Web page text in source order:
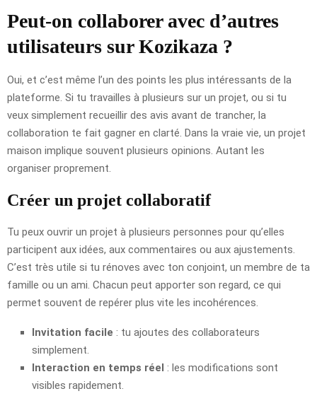
Peut-on collaborer avec d’autres
utilisateurs sur Kozikaza ?
Oui, et c’est même l’un des points les plus intéressants de la
plateforme. Si tu travailles à plusieurs sur un projet, ou si tu
veux simplement recueillir des avis avant de trancher, la
collaboration te fait gagner en clarté. Dans la vraie vie, un projet
maison implique souvent plusieurs opinions. Autant les
organiser proprement.
Créer un projet collaboratif
Tu peux ouvrir un projet à plusieurs personnes pour qu’elles
participent aux idées, aux commentaires ou aux ajustements.
C’est très utile si tu rénoves avec ton conjoint, un membre de ta
famille ou un ami. Chacun peut apporter son regard, ce qui
permet souvent de repérer plus vite les incohérences.
Invitation facile : tu ajoutes des collaborateurs
simplement.
Interaction en temps réel : les modifications sont
visibles rapidement.